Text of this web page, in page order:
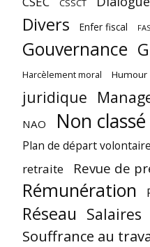
CSSCT
Divers Enfer fiscal
Gouvernance
Harcèlement moral Humour
juridique
NAO Non classé
Plan de départ volontaire
retraite Revue de
Rémunération
Réseau Salaires
Souffrance au